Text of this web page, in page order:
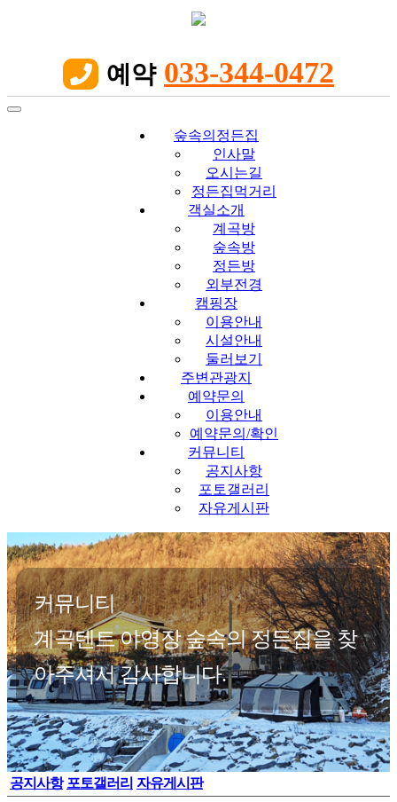
 예약 033-344-0472
Toggle
숲속의정든집
인사말
오시는길
정든집먹거리
객실소개
계곡방
숲속방
정든방
외부전경
캠핑장
이용안내
시설안내
둘러보기
주변관광지
예약문의
이용안내
예약문의/확인
커뮤니티
공지사항
포토갤러리
자유게시판
커뮤니티
계곡텐트 야영장 숲속의 정든집을 찾
아주셔서 감사합니다.
공지사항 포토갤러리 자유게시판